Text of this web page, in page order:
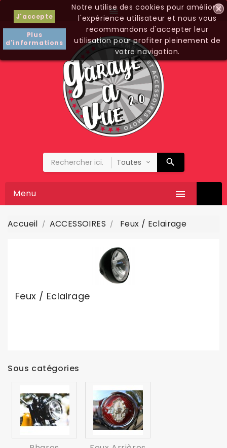

J'accepte
Plus
d'informations
Notre utilise des cookies pour améliorer
l'expérience utilisateur et nous vous
recommandons d'accepter leur
utilisation pour profiter pleinement de
votre navigation.

Menu
Accueil ACCESSOIRES Feux / Eclairage
Feux / Eclairage
Sous catégories